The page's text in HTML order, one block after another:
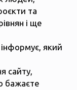
та
і ще
який
сайту,
бажаєте